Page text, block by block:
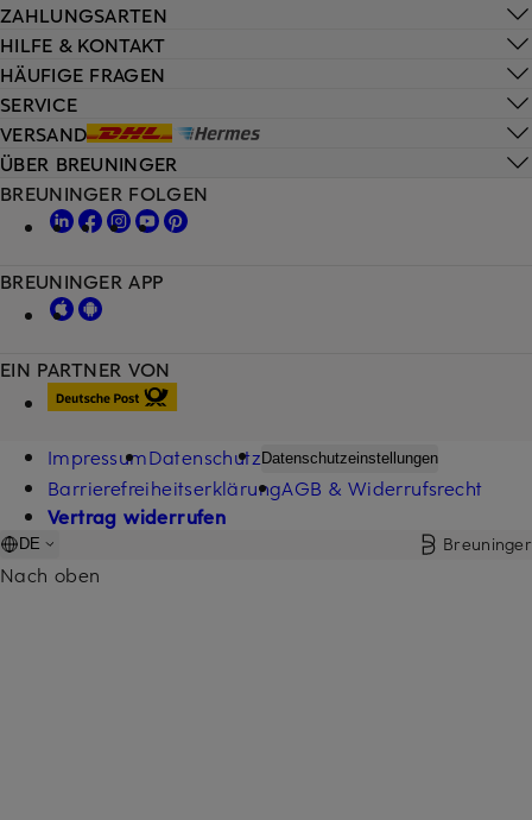
HILFE & KONTAKT
HÄUFIGE FRAGEN
SERVICE
VERSAND
ZAHLUNGSARTEN
ÜBER BREUNINGER
EIN PARTNER VON
BREUNINGER FOLGEN
BREUNINGER APP
ImpressumDatenschutz Datenschutzeinstellungen
BarrierefreiheitserklärungAGB & Widerrufsrecht
Vertrag widerrufen
DE Breuninger
Nach oben